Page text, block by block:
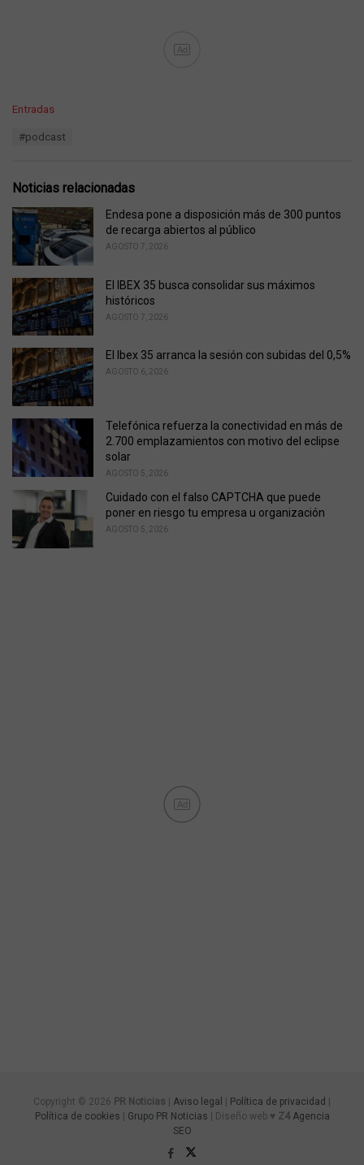
Ad
C
o
r
i
e
s
Entradas
:
#podcast
Noticias relacionadas
Endesa pone a disposición más de 300 puntos
de recarga abiertos al público
AGOSTO 7, 2026
El IBEX 35 busca consolidar sus máximos
históricos
AGOSTO 7, 2026
El Ibex 35 arranca la sesión con subidas del 0,5%
AGOSTO 6, 2026
Telefónica refuerza la conectividad en más de
2.700 emplazamientos con motivo del eclipse
solar
AGOSTO 5, 2026
Cuidado con el falso CAPTCHA que puede
poner en riesgo tu empresa u organización
AGOSTO 5, 2026
Ad
Copyright © 2026 PR Noticias | Aviso legal | Política de privacidad |
Política de cookies | Grupo PR Noticias | Diseño web ♥ Z4 Agencia
SEO